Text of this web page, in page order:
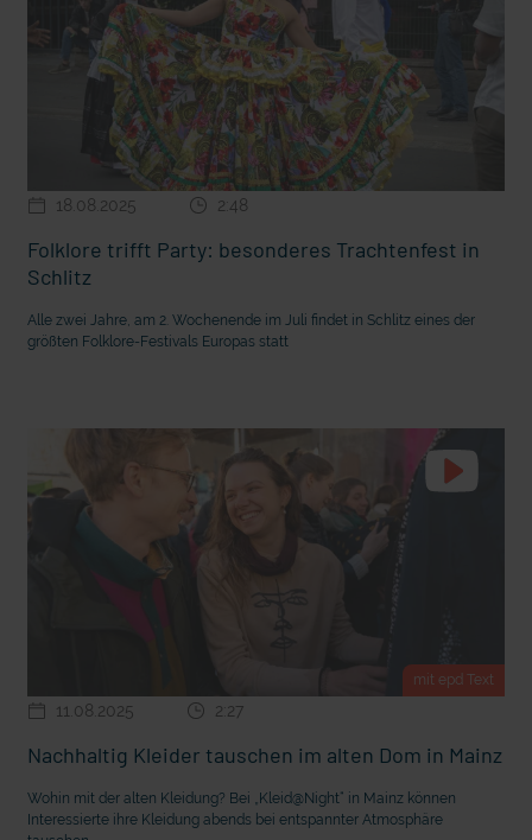
18.08.2025 2:48
Folklore trifft Party: besonderes Trachtenfest in
Schlitz
Alle zwei Jahre, am 2. Wochenende im Juli findet in Schlitz eines der
größten Folklore-Festivals Europas statt
mit epd Text
11.08.2025 2:27
Nachhaltig Kleider tauschen im alten Dom in Mainz
Wohin mit der alten Kleidung? Bei „Kleid@Night“ in Mainz können
Interessierte ihre Kleidung abends bei entspannter Atmosphäre